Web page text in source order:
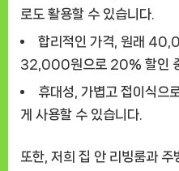
로도 활용할 수 있습니다.
합리적인 가격, 원래
32,000원으로 20% 할인
휴대성, 가볍고 접이식으
게 사용할 수 있습니다.
또한, 저희 집 안 리빙룸과